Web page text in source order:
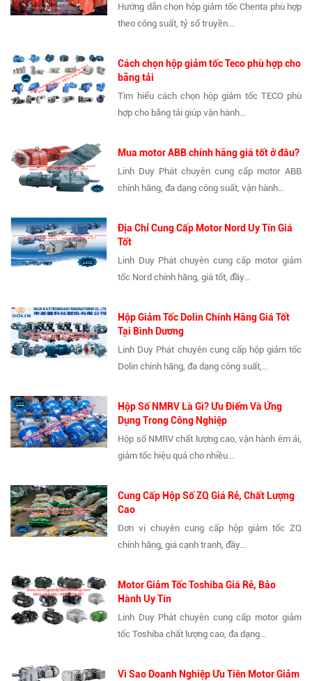
Hướng dẫn chọn hộp giảm tốc Chenta phù hợp
theo công suất, tỷ số truyền...
Cách chọn hộp giảm tốc Teco phù hợp cho
băng tải
Tìm hiểu cách chọn hộp giảm tốc TECO phù
hợp cho băng tải giúp vận hành...
Mua motor ABB chính hãng giá tốt ở đâu?
Linh Duy Phát chuyên cung cấp motor ABB
chính hãng, đa dạng công suất, vận hành...
Địa Chỉ Cung Cấp Motor Nord Uy Tín Giá
Tốt
Linh Duy Phát chuyên cung cấp motor giảm
tốc Nord chính hãng, giá tốt, đầy...
Hộp Giảm Tốc Dolin Chính Hãng Giá Tốt
Tại Bình Dương
Linh Duy Phát chuyên cung cấp hộp giảm tốc
Dolin chính hãng, đa dạng công suất,...
Hộp Số NMRV Là Gì? Ưu Điểm Và Ứng
Dụng Trong Công Nghiệp
Hộp số NMRV chất lượng cao, vận hành êm ái,
giảm tốc hiệu quả cho nhiều...
Cung Cấp Hộp Số ZQ Giá Rẻ, Chất Lượng
Cao
Đơn vị chuyên cung cấp hộp giảm tốc ZQ
chính hãng, giá cạnh tranh, đầy...
Motor Giảm Tốc Toshiba Giá Rẻ, Bảo
Hành Uy Tín
Linh Duy Phát chuyên cung cấp motor giảm
tốc Toshiba chất lượng cao, đa dạng...
Vì Sao Doanh Nghiệp Ưu Tiên Motor Giảm